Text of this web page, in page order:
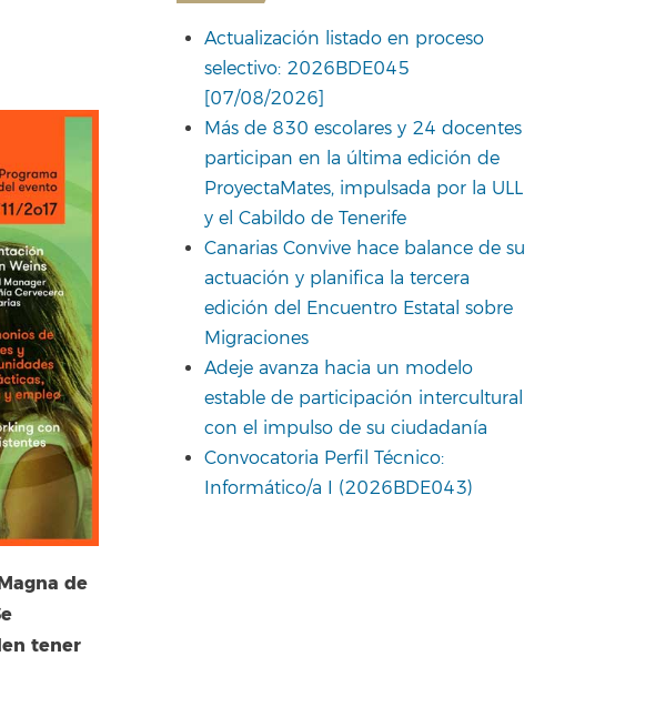
de
tener
Actualización listado en proceso
selectivo: 2026BDE045
[07/08/2026]
Más de 830 escolares y 24 docentes
participan en la última edición de
ProyectaMates, impulsada por la ULL
y el Cabildo de Tenerife
Canarias Convive hace balance de su
actuación y planifica la tercera
edición del Encuentro Estatal sobre
Migraciones
Adeje avanza hacia un modelo
estable de participación intercultural
con el impulso de su ciudadanía
Convocatoria Perfil Técnico:
Informático/a I (2026BDE043)